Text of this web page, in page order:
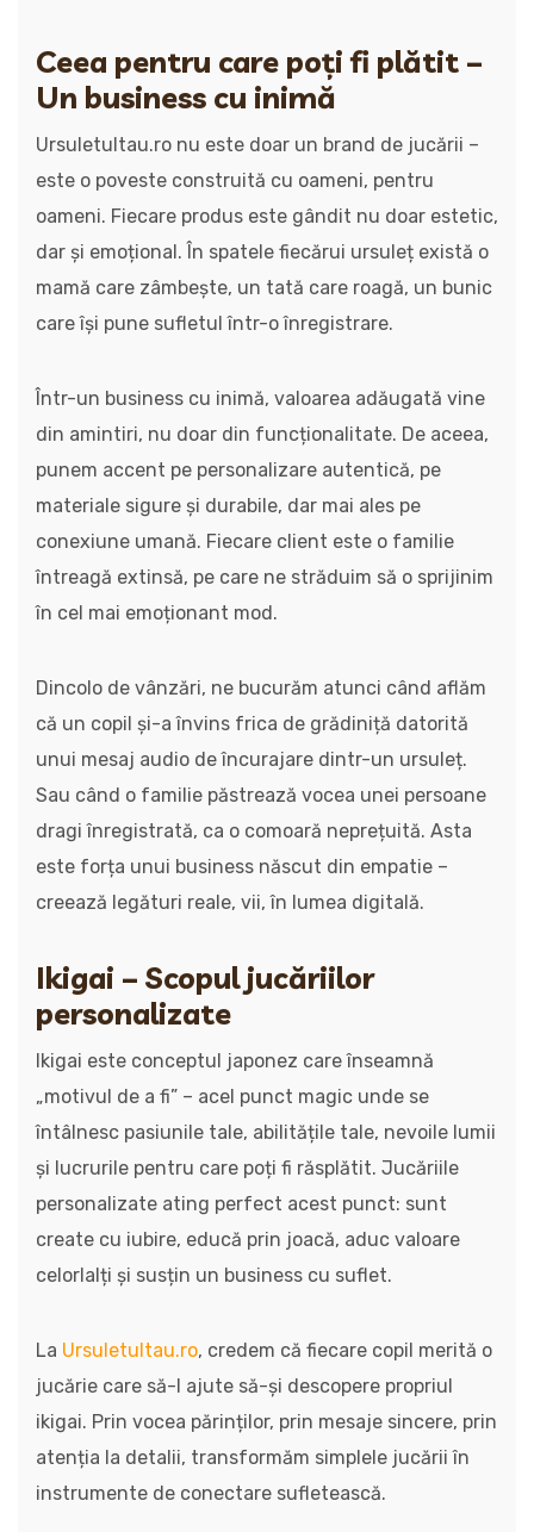
Ceea pentru care poți fi plătit –
Un business cu inimă
Ursuletultau.ro nu este doar un brand de jucării –
este o poveste construită cu oameni, pentru
oameni. Fiecare produs este gândit nu doar estetic,
dar și emoțional. În spatele fiecărui ursuleț există o
mamă care zâmbește, un tată care roagă, un bunic
care își pune sufletul într-o înregistrare.
Într-un business cu inimă, valoarea adăugată vine
din amintiri, nu doar din funcționalitate. De aceea,
punem accent pe personalizare autentică, pe
materiale sigure și durabile, dar mai ales pe
conexiune umană. Fiecare client este o familie
întreagă extinsă, pe care ne străduim să o sprijinim
în cel mai emoționant mod.
Dincolo de vânzări, ne bucurăm atunci când aflăm
că un copil și-a învins frica de grădiniță datorită
unui mesaj audio de încurajare dintr-un ursuleț.
Sau când o familie păstrează vocea unei persoane
dragi înregistrată, ca o comoară neprețuită. Asta
este forța unui business născut din empatie –
creează legături reale, vii, în lumea digitală.
Ikigai – Scopul jucăriilor
personalizate
Ikigai este conceptul japonez care înseamnă
„motivul de a fi” – acel punct magic unde se
întâlnesc pasiunile tale, abilitățile tale, nevoile lumii
și lucrurile pentru care poți fi răsplătit. Jucăriile
personalizate ating perfect acest punct: sunt
create cu iubire, educă prin joacă, aduc valoare
celorlalți și susțin un business cu suflet.
La Ursuletultau.ro, credem că fiecare copil merită o
jucărie care să-l ajute să-și descopere propriul
ikigai. Prin vocea părinților, prin mesaje sincere, prin
atenția la detalii, transformăm simplele jucării în
instrumente de conectare sufletească.